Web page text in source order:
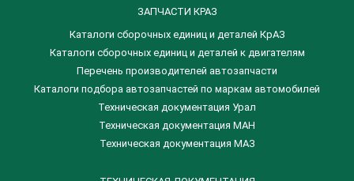
ЗАПЧАСТИ КРАЗ
Каталоги сборочных единиц и деталей КрАЗ
​Каталоги сборочных единиц и деталей к двигателям
Перечень производителей автозапчасти
Каталоги подбора автозапчастей по маркам автомобилей
Техническая документация Урал
Техническая документация МАН
Техническая документация МАЗ